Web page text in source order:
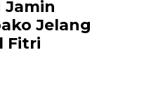
Jelang
Fitri